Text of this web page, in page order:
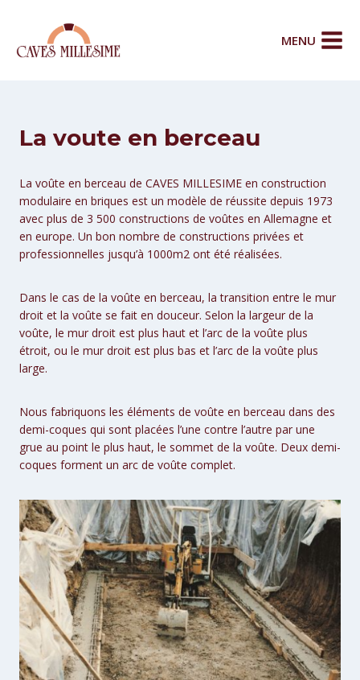
contenu
MENU
La voute en berceau
La voûte en berceau de CAVES MILLESIME en construction
modulaire en briques est un modèle de réussite depuis 1973
avec plus de 3 500 constructions de voûtes en Allemagne et
en europe. Un bon nombre de constructions privées et
professionnelles jusqu’à 1000m2 ont été réalisées.
Dans le cas de la voûte en berceau, la transition entre le mur
droit et la voûte se fait en douceur. Selon la largeur de la
voûte, le mur droit est plus haut et l’arc de la voûte plus
étroit, ou le mur droit est plus bas et l’arc de la voûte plus
large.
Nous fabriquons les éléments de voûte en berceau dans des
demi-coques qui sont placées l’une contre l’autre par une
grue au point le plus haut, le sommet de la voûte. Deux demi-
coques forment un arc de voûte complet.